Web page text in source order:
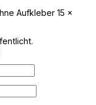
Aufkleber 15 x